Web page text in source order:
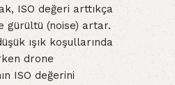
ISO değeri arttıkça
gürültü (noise) artar.
ışık koşullarında
drone
ISO değerini